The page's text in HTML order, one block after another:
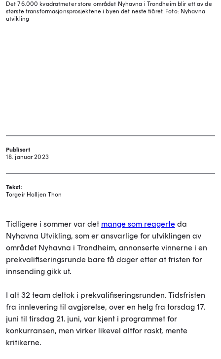
Det 76.000 kvadratmeter store området Nyhavna i Trondheim blir ett av de
største transformasjonsprosjektene i byen det neste tiåret. Foto: Nyhavna
utvikling
Publisert
18. januar 2023
Tekst:
Torgeir Holljen Thon
Tidligere i sommer var det mange som reagerte da
Nyhavna Utvikling, som er ansvarlige for utviklingen av
området Nyhavna i Trondheim, annonserte vinnerne i en
prekvalifiseringsrunde bare få dager etter at fristen for
innsending gikk ut.
I alt 32 team deltok i prekvalifiseringsrunden. Tidsfristen
fra innlevering til avgjørelse, over en helg fra torsdag 17.
juni til tirsdag 21. juni, var kjent i programmet for
konkurransen, men virker likevel altfor raskt, mente
kritikerne.